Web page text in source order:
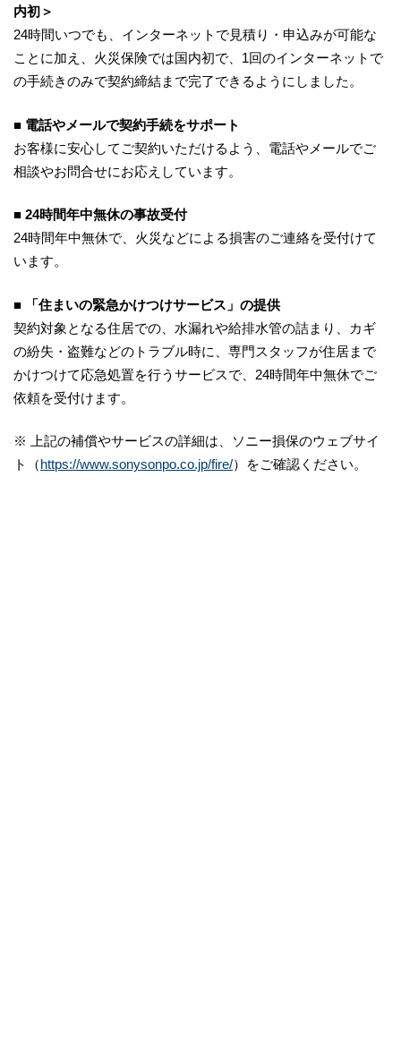
内初＞
24時間いつでも、インターネットで見積り・申込みが可能な
ことに加え、火災保険では国内初で、1回のインターネットで
の手続きのみで契約締結まで完了できるようにしました。
■ 電話やメールで契約手続をサポート
お客様に安心してご契約いただけるよう、電話やメールでご
相談やお問合せにお応えしています。
■ 24時間年中無休の事故受付
24時間年中無休で、火災などによる損害のご連絡を受付けて
います。
■ 「住まいの緊急かけつけサービス」の提供
契約対象となる住居での、水漏れや給排水管の詰まり、カギ
の紛失・盗難などのトラブル時に、専門スタッフが住居まで
かけつけて応急処置を行うサービスで、24時間年中無休でご
依頼を受付けます。
※ 上記の補償やサービスの詳細は、ソニー損保のウェブサイ
ト（https://www.sonysonpo.co.jp/fire/）をご確認ください。